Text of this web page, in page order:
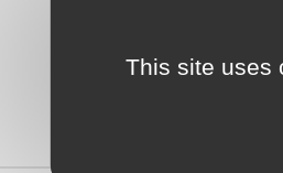
This site uses
FranceConnect est la